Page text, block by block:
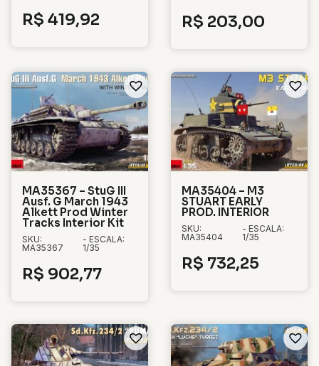
R$ 419,92 R$ 203,00
MA35367 – StuG III
Ausf. G March 1943
Alkett Prod Winter
Tracks Interior Kit
SKU:
MA35367
- ESCALA:
1/35
R$ 902,77
MA35404 – M3
STUART EARLY
PROD. INTERIOR
SKU:
MA35404
- ESCALA:
1/35
R$ 732,25